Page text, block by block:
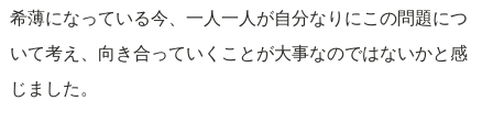
希薄になっている今、一人一人が自分なりにこの問題につ
いて考え、向き合っていくことが大事なのではないかと感
じました。